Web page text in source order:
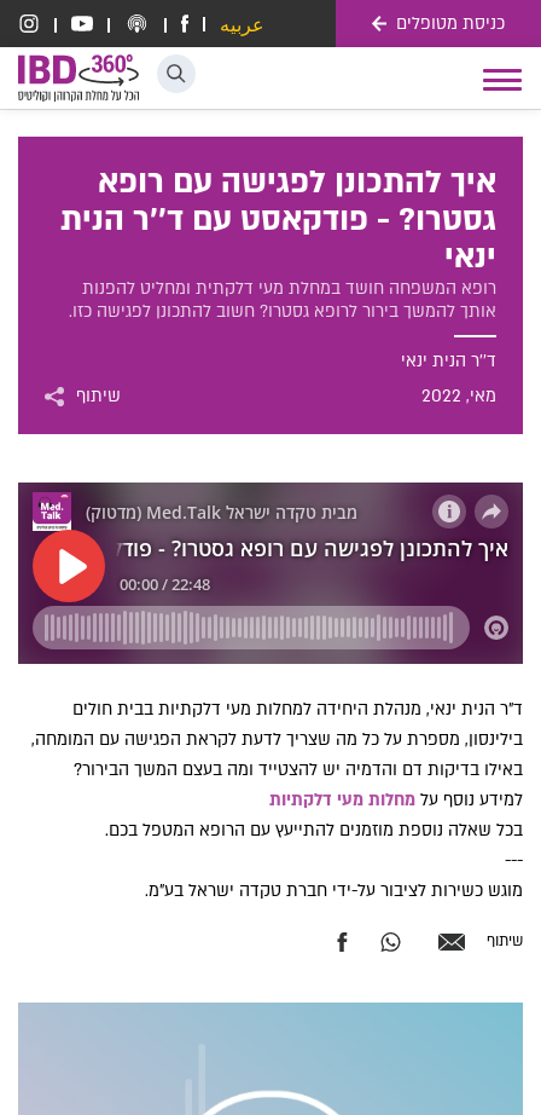
כניסת מטופלים
عربيه
דלג לתוכן
Toggle
navigation
איך להתכונן לפגישה עם רופא
גסטרו? - פודקאסט עם ד''ר הנית
ינאי
רופא המשפחה חושד במחלת מעי דלקתית ומחליט להפנות
אותך להמשך בירור לרופא גסטרו? חשוב להתכונן לפגישה כזו.
ד''ר הנית ינאי
מאי, 2022 שיתוף
ד"ר הנית ינאי, מנהלת היחידה למחלות מעי דלקתיות בבית חולים
בילינסון, מספרת על כל מה שצריך לדעת לקראת הפגישה עם המומחה,
באילו בדיקות דם והדמיה יש להצטייד ומה בעצם המשך הבירור?
למידע נוסף על מחלות מעי דלקתיות
בכל שאלה נוספת מוזמנים להתייעץ עם הרופא המטפל בכם.
---
מוגש כשירות לציבור על-ידי חברת טקדה ישראל בע"מ.
שיתוף